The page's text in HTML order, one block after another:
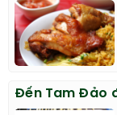
Đến Tam Đảo